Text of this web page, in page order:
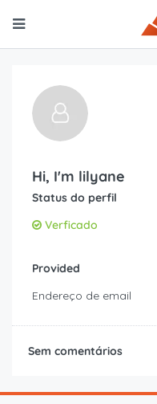
Hi, I'm lilyane
Status do perfil
Verficado
Provided
Endereço de email
Sem comentários